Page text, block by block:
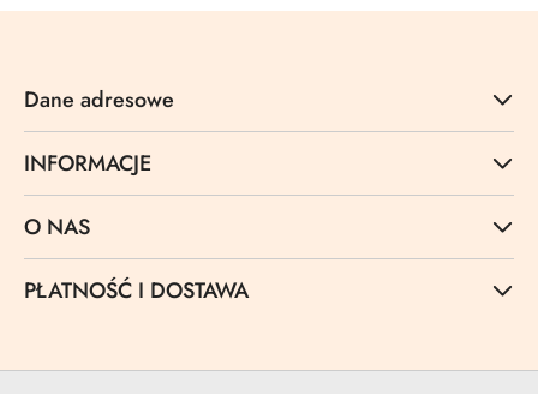
Dane adresowe
INFORMACJE
O NAS
PŁATNOŚĆ I DOSTAWA